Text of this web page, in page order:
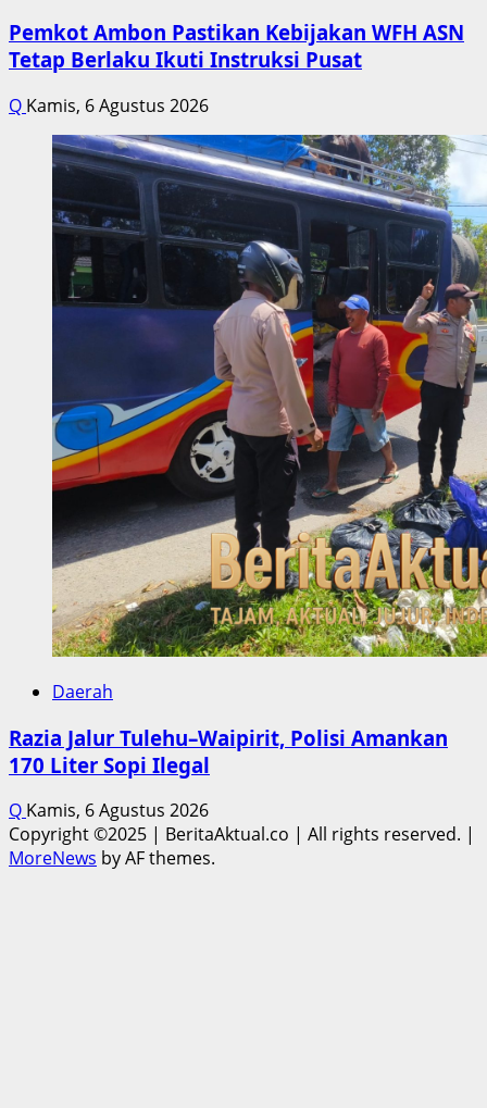
Pemkot Ambon Pastikan Kebijakan WFH ASN
Tetap Berlaku Ikuti Instruksi Pusat
Q Kamis, 6 Agustus 2026
Daerah
Razia Jalur Tulehu–Waipirit, Polisi Amankan
170 Liter Sopi Ilegal
Q Kamis, 6 Agustus 2026
Copyright ©2025 | BeritaAktual.co | All rights reserved. |
MoreNews by AF themes.